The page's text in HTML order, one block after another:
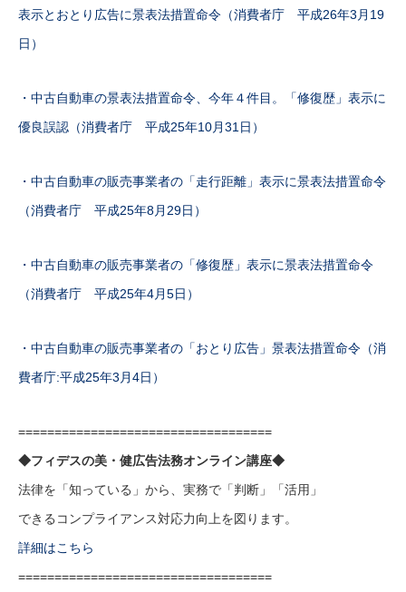
表示とおとり広告に景表法措置命令（消費者庁 平成26年3月19
日）
・中古自動車の景表法措置命令、今年４件目。「修復歴」表示に
優良誤認（消費者庁 平成25年10月31日）
・中古自動車の販売事業者の「走行距離」表示に景表法措置命令
（消費者庁 平成25年8月29日）
・中古自動車の販売事業者の「修復歴」表示に景表法措置命令
（消費者庁 平成25年4月5日）
・中古自動車の販売事業者の「おとり広告」景表法措置命令（消
費者庁:平成25年3月4日）
===================================
◆フィデスの美・健広告法務オンライン講座◆
法律を「知っている」から、実務で「判断」「活用」
できるコンプライアンス対応力向上を図ります。
詳細はこちら
===================================